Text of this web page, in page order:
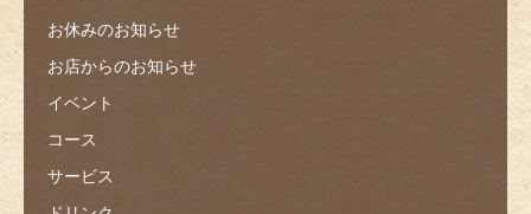
お休みのお知らせ
お店からのお知らせ
イベント
コース
サービス